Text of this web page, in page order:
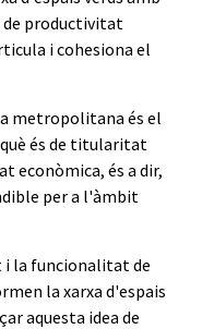
productivitat
i cohesiona el
metropolitana és el
és de titularitat
econòmica, és a dir,
per a l'àmbit
i la funcionalitat de
la xarxa d'espais
aquesta idea de